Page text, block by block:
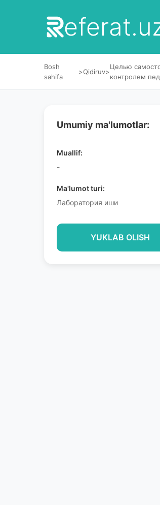
Bosh
sahifa
>Qidiruv>
Целью
контролем
Umumiy ma'lumotlar:
Muallif:
-
Ma'lumot turi:
Лаборатория иши
YUKLAB OLISH